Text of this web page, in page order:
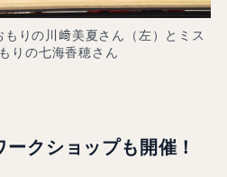
りの川﨑美夏さん（左）とミス
りの七海香穂さん
クショップも開催！